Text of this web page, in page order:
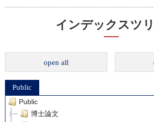
インデックスツ
open all
Public
Public
博士論文